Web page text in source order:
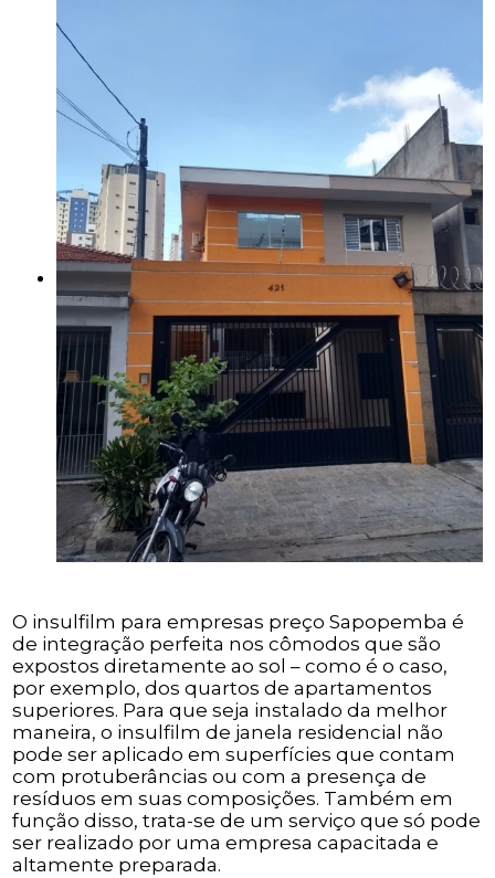
O insulfilm para empresas preço Sapopemba é
de integração perfeita nos cômodos que são
expostos diretamente ao sol – como é o caso,
por exemplo, dos quartos de apartamentos
superiores. Para que seja instalado da melhor
maneira, o insulfilm de janela residencial não
pode ser aplicado em superfícies que contam
com protuberâncias ou com a presença de
resíduos em suas composições. Também em
função disso, trata-se de um serviço que só pode
ser realizado por uma empresa capacitada e
altamente preparada.